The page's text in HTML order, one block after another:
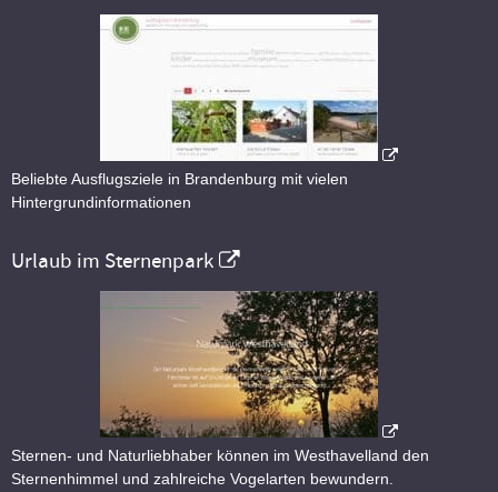
Beliebte Ausflugsziele in Brandenburg mit vielen
Hintergrundinformationen
Urlaub im Sternenpark
Sternen- und Naturliebhaber können im Westhavelland den
Sternenhimmel und zahlreiche Vogelarten bewundern.